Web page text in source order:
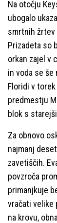
Na otočju
ubogalo
smrtnih žrtev
Prizadeta so
orkan zajel v
in voda se še
Floridi v
predmestju
blok s
Za obnovo
najmanj
zavetiščih.
povzroča
primanjkuje
vračati velike
na krovu,